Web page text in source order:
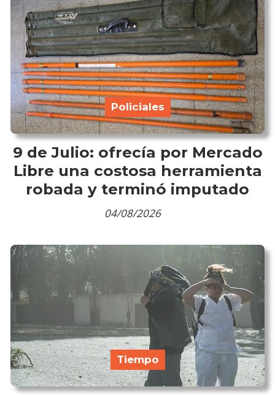
9 de Julio: ofrecía por Mercado
Libre una costosa herramienta
robada y terminó imputado
Policiales
04/08/2026
Tiempo